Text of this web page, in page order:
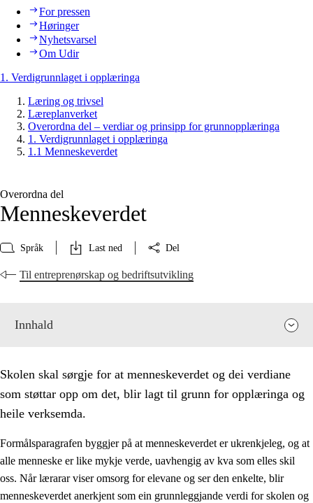
For pressen
Høringer
Nyhetsvarsel
Om Udir
1. Verdigrunnlaget i opplæringa
Læring og trivsel
Læreplanverket
Overordna del – verdiar og prinsipp for grunnopplæringa
1. Verdigrunnlaget i opplæringa
1.1 Menneskeverdet
Overordna del
Menneskeverdet
Språk Last ned Del
Til entreprenørskap og bedriftsutvikling
Innhald
Skolen skal sørgje for at menneskeverdet og dei verdiane
som støttar opp om det, blir lagt til grunn for opplæringa og
heile verksemda.
Formålsparagrafen byggjer på at menneskeverdet er ukrenkjeleg, og at
alle menneske er like mykje verde, uavhengig av kva som elles skil
oss. Når lærarar viser omsorg for elevane og ser den enkelte, blir
menneskeverdet anerkjent som ein grunnleggjande verdi for skolen og